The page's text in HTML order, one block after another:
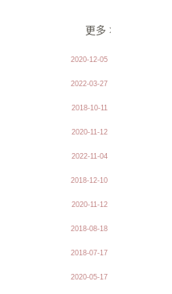
更多 >>
2020-12-05
2022-03-27
2018-10-11
2020-11-12
2022-11-04
2018-12-10
2020-11-12
2018-08-18
2018-07-17
2020-05-17